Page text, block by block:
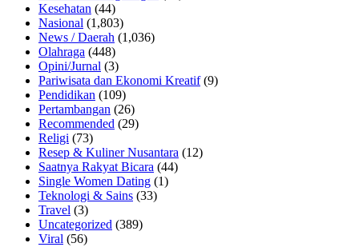
Kesehatan (44)
Nasional (1,803)
News / Daerah (1,036)
Olahraga (448)
Opini/Jurnal (3)
Pariwisata dan Ekonomi Kreatif(9)
Pendidikan (109)
Pertambangan (26)
Recommended (29)
Religi (73)
Resep & Kuliner Nusantara (12)
Saatnya Rakyat Bicara (44)
Single Women Dating (1)
Teknologi & Sains (33)
Travel (3)
Uncategorized (389)
Viral (56)